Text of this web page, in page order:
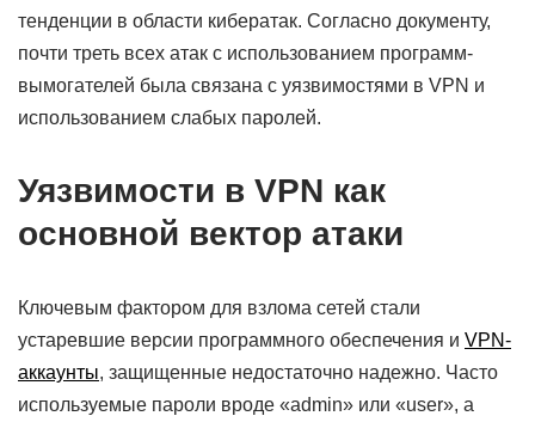
тенденции в области кибератак. Согласно документу,
почти треть всех атак с использованием программ-
вымогателей была связана с уязвимостями в VPN и
использованием слабых паролей.
Уязвимости в VPN как
основной вектор атаки
Ключевым фактором для взлома сетей стали
устаревшие версии программного обеспечения и VPN-
аккаунты, защищенные недостаточно надежно. Часто
используемые пароли вроде «admin» или «user», а